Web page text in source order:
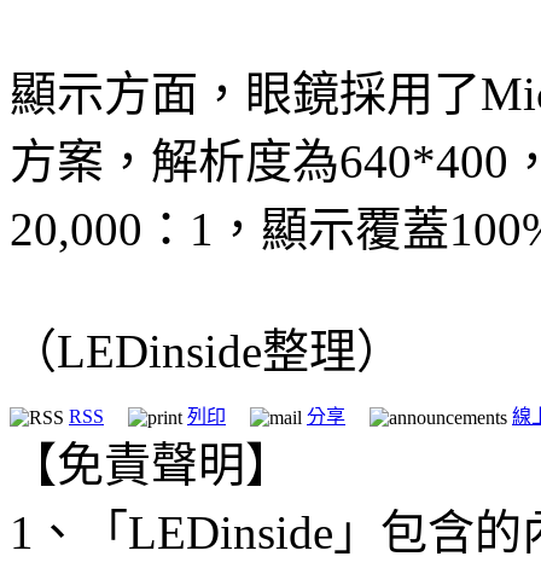
顯示方面，眼鏡採用了
方案，解析度為640*400
20,000：1，顯示覆蓋
（LEDinside整理）
RSS 列印 分享 線
【免責聲明】
1、「LEDinside」包含